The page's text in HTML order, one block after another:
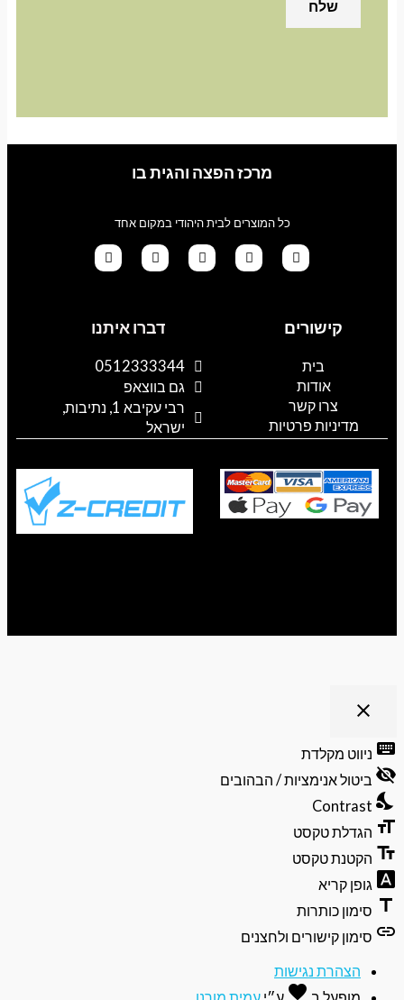
מרכז הפצה והגית בו
כל המוצרים לבית היהודי במקום אחד
a
s
a
p
p
o
k
o
l
e
קישורים
בית
אודות
צרו קשר
מדיניות פרטיות
דברו איתנו
0512333344
גם בווצאפ
רבי עקיבא 1, נתיבות,
ישראל
close
וסגירה
של
תפריט
הנגישות
ניווט מקלדת
ביטול אנימציות / הבהובים
Contrast
הגדלת טקסט
הקטנת טקסט
גופן קריא
סימון כותרות
סימון קישורים ולחצנים
הצהרת נגישות
favoriteאהבה